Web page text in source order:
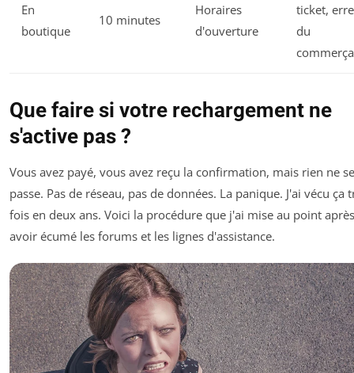
En
boutique
10 minutes
Horaires
d'ouverture
ticket,
du
Que faire si votre rechargement ne
s'active pas ?
Vous avez payé, vous avez reçu la confirmation, mais rien ne se
passe. Pas de réseau, pas de données. La panique. J'ai vécu ça
fois en deux ans. Voici la procédure que j'ai mise au point après
avoir écumé les forums et les lignes d'assistance.